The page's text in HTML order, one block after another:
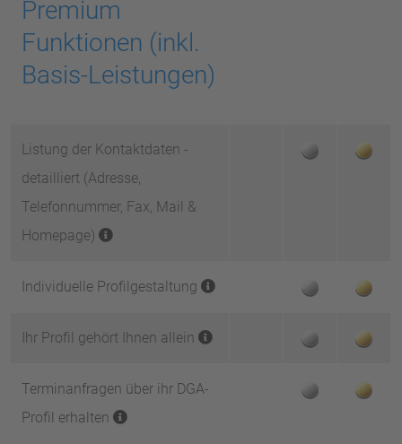
Premium
Funktionen (inkl.
Basis-Leistungen)
Listung der Kontaktdaten -
detailliert (Adresse,
Telefonnummer, Fax, Mail &
Homepage)
Individuelle Profilgestaltung
Ihr Profil gehört Ihnen allein
Terminanfragen über ihr DGA-
Profil erhalten